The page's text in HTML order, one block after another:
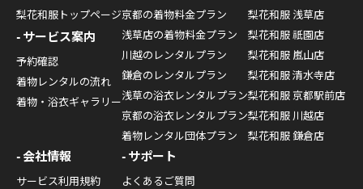
梨花和服トップページ
サービス案内
予約確認
着物レンタルの流れ
着物・浴衣ギャラリー
京都の着物料金プラン
浅草店の着物料金プラン
川越のレンタルプラン
鎌倉のレンタルプラン
浅草の浴衣レンタルプラン
京都の浴衣レンタルプラン
着物レンタル団体プラン
梨花和服 浅草店
梨花和服 祇園店
梨花和服 嵐山店
梨花和服 清水寺店
梨花和服 京都駅前店
梨花和服 川越店
梨花和服 鎌倉店
会社情報
サービス利用規約
サポート
よくあるご質問